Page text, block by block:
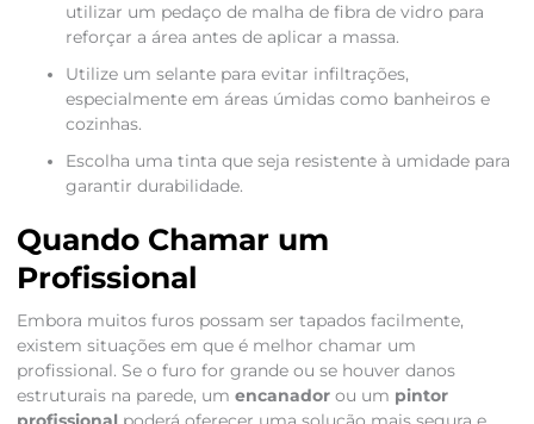
utilizar um pedaço de malha de fibra de vidro para
reforçar a área antes de aplicar a massa.
Utilize um selante para evitar infiltrações,
especialmente em áreas úmidas como banheiros e
cozinhas.
Escolha uma tinta que seja resistente à umidade para
garantir durabilidade.
Quando Chamar um
Profissional
Embora muitos furos possam ser tapados facilmente,
existem situações em que é melhor chamar um
profissional. Se o furo for grande ou se houver danos
estruturais na parede, um encanadorou um pintor
profissional poderá oferecer uma solução mais segura e